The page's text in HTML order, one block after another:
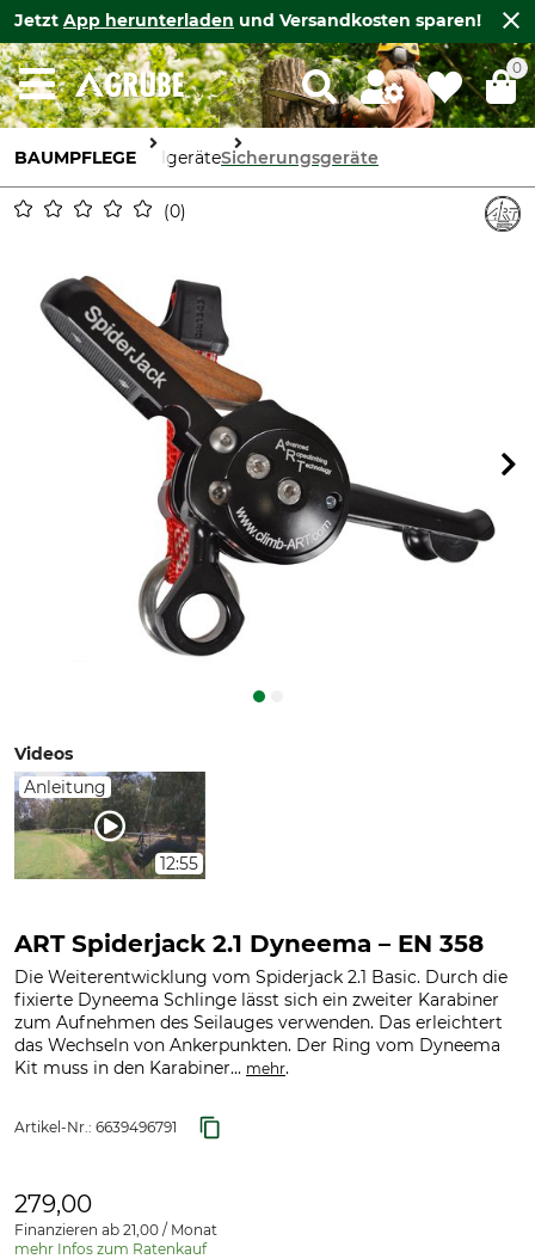
Jetzt App herunterladen und Versandkosten sparen!
0
BAUMPFLEGE SeilgeräteSicherungsgeräte
0
Videos
Anleitung
12:55
ART Spiderjack 2.1 Dyneema – EN 358
Die Weiterentwicklung vom Spiderjack 2.1 Basic. Durch die
fixierte Dyneema Schlinge lässt sich ein zweiter Karabiner
zum Aufnehmen des Seilauges verwenden. Das erleichtert
das Wechseln von Ankerpunkten. Der Ring vom Dyneema
Kit muss in den Karabiner... mehr.
Artikel-Nr.: 6639496791
279,00
Finanzieren ab 21,00 / Monat
mehr Infos zum Ratenkauf